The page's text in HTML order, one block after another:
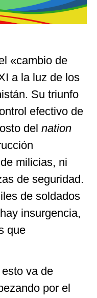
«cambio de
a la luz de los
Su triunfo
efectivo de
del nation
milicias, ni
de seguridad.
de soldados
insurgencia,
que
va de
por el